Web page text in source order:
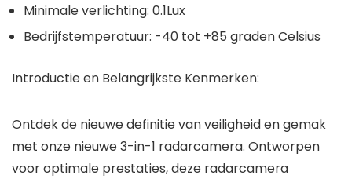
Minimale verlichting: 0.1Lux
Bedrijfstemperatuur: -40 tot +85 graden Celsius
Introductie en Belangrijkste Kenmerken:
Ontdek de nieuwe definitie van veiligheid en gemak
met onze nieuwe 3-in-1 radarcamera. Ontworpen
voor optimale prestaties, deze radarcamera